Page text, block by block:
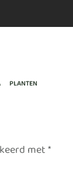
PLANTEN
met*